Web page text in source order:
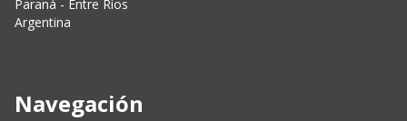
Paraná - Entre Ríos
Argentina
Navegación